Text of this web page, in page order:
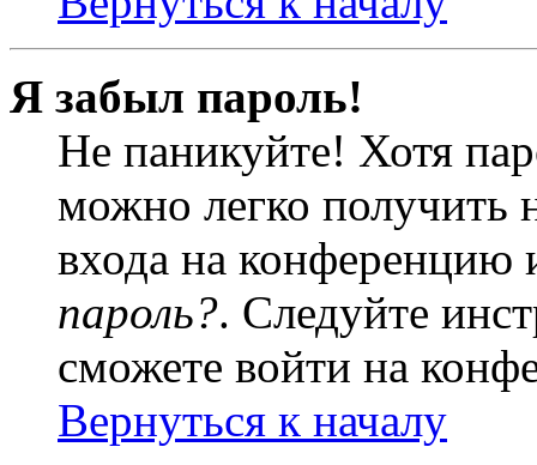
Я забыл пароль!
Не паникуйте! Хотя
можно легко получить
входа на
пароль?. Следуйте
сможете войти на
Вернуться к началу